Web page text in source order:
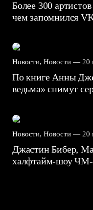
Более 300
чем запомнился
Новости, Новости — 20
По книге Анны
ведьма» снимут
Новости, Новости — 20
Джастин Бибер,
халфтайм-шоу